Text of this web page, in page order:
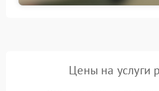
Цены на услуги